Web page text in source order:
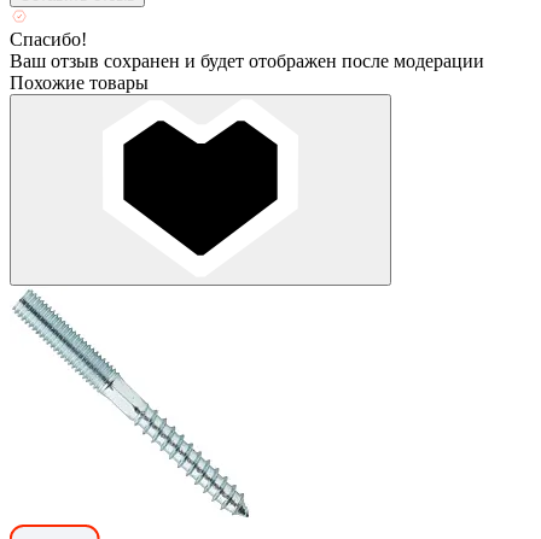
Спасибо!
Ваш отзыв сохранен и будет отображен после модерации
Похожие товары